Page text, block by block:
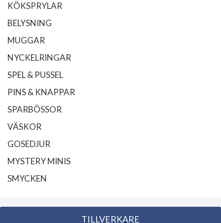
KÖKSPRYLAR
BELYSNING
MUGGAR
NYCKELRINGAR
SPEL & PUSSEL
PINS & KNAPPAR
SPARBÖSSOR
VÄSKOR
GOSEDJUR
MYSTERY MINIS
SMYCKEN
TILLVERKARE